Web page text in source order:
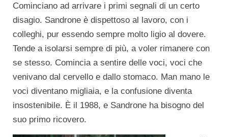
Cominciano ad arrivare i primi segnali di un certo
disagio. Sandrone è dispettoso al lavoro, con i
colleghi, pur essendo sempre molto ligio al dovere.
Tende a isolarsi sempre di più, a voler rimanere con
se stesso. Comincia a sentire delle voci, voci che
venivano dal cervello e dallo stomaco. Man mano le
voci diventano migliaia, e la confusione diventa
insostenibile. È il 1988, e Sandrone ha bisogno del
suo primo ricovero.